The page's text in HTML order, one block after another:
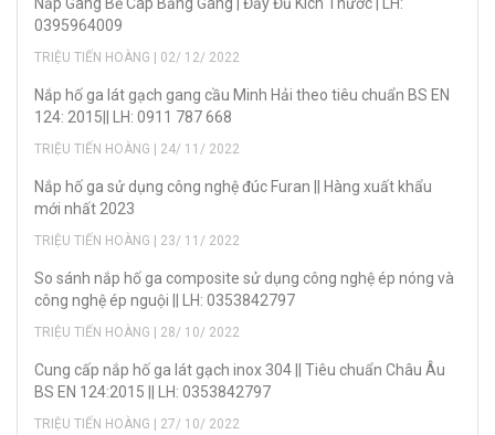
0395964009
TRIỆU TIẾN HOÀNG | 02/ 12/ 2022
Nắp hố ga lát gạch gang cầu Minh Hải theo tiêu chuẩn BS EN
124: 2015|| LH: 0911 787 668
TRIỆU TIẾN HOÀNG | 24/ 11/ 2022
Nắp hố ga sử dụng công nghệ đúc Furan || Hàng xuất khẩu
mới nhất 2023
TRIỆU TIẾN HOÀNG | 23/ 11/ 2022
So sánh nắp hố ga composite sử dụng công nghệ ép nóng và
công nghệ ép nguội || LH: 0353842797
TRIỆU TIẾN HOÀNG | 28/ 10/ 2022
Cung cấp nắp hố ga lát gạch inox 304 || Tiêu chuẩn Châu Âu
BS EN 124:2015 || LH: 0353842797
TRIỆU TIẾN HOÀNG | 27/ 10/ 2022